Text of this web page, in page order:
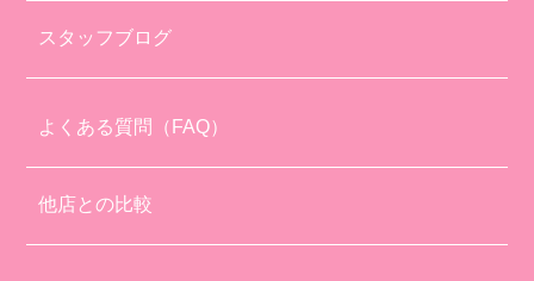
スタッフブログ
よくある質問（FAQ）
他店との比較